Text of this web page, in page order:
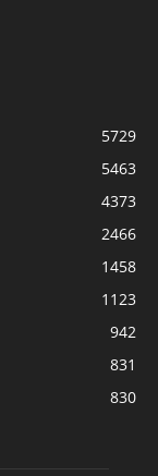
5729
5463
4373
2466
1458
1123
942
831
830